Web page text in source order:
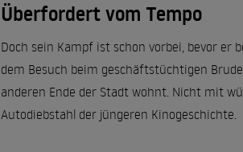
Überfordert vom Tempo
Doch sein Kampf ist schon vorbei, bevor
dem Besuch beim geschäftstüchtigen
anderen Ende der Stadt wohnt. Nicht mit
Autodiebstahl der jüngeren Kinogeschichte.